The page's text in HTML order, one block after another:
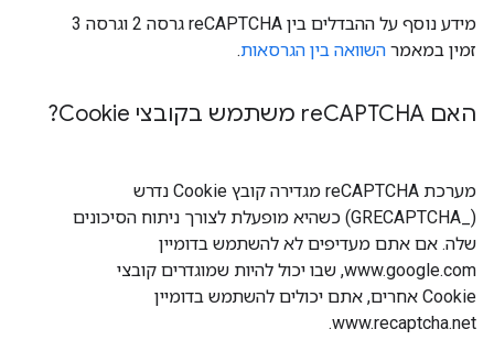
מידע נוסף על ההבדלים בין reCAPTCHA גרסה 2 וגרסה 3
זמין במאמר השוואה בין הגרסאות.
האם re CAPTCHA משתמש בקובצי Cookie?
מערכת reCAPTCHA מגדירה קובץ Cookie נדרש
(_GRECAPTCHA) כשהיא מופעלת לצורך ניתוח הסיכונים
שלה. אם אתם מעדיפים לא להשתמש בדומיין
www.google.com, שבו יכול להיות שמוגדרים קובצי
Cookie אחרים, אתם יכולים להשתמש בדומיין
www.recaptcha.net.